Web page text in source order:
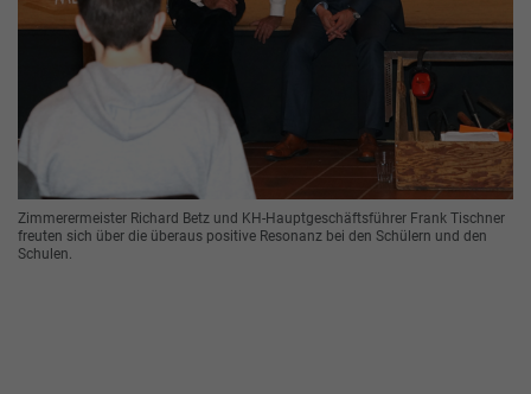
Zimmerermeister Richard Betz und KH-Hauptgeschäftsführer Frank Tischner
freuten sich über die überaus positive Resonanz bei den Schülern und den
Schulen.